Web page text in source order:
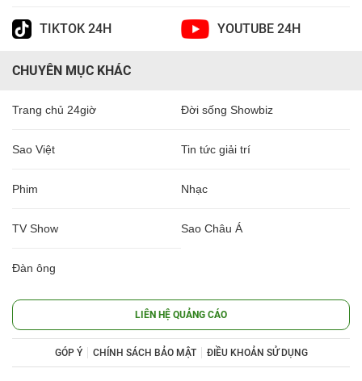
TIKTOK 24H YOUTUBE 24H
CHUYÊN MỤC KHÁC
Trang chủ 24giờ Đời sống Showbiz
Sao Việt Tin tức giải trí
Phim Nhạc
TV Show Sao Châu Á
Đàn ông
LIÊN HỆ QUẢNG CÁO
GÓP Ý CHÍNH SÁCH BẢO MẬT ĐIỀU KHOẢN SỬ DỤNG